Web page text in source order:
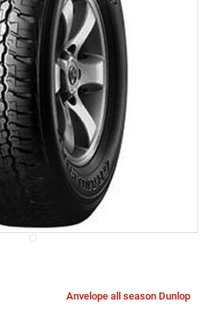
Anvelope all season Dunlop